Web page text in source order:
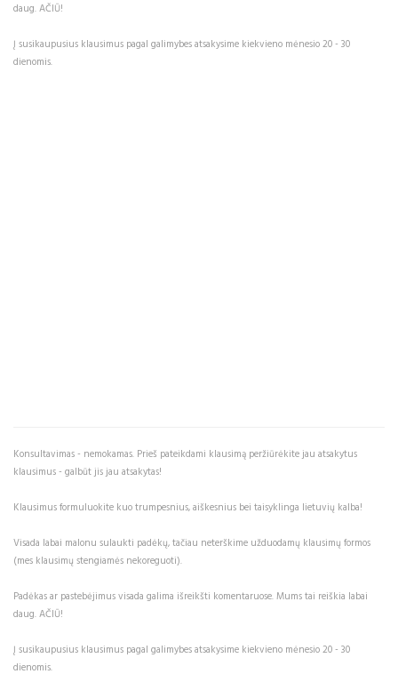
daug. AČIŪ!
Į susikaupusius klausimus pagal galimybes atsakysime kiekvieno mėnesio 20 - 30
dienomis.
Konsultavimas - nemokamas. Prieš pateikdami klausimą peržiūrėkite jau atsakytus
klausimus - galbūt jis jau atsakytas!
Klausimus formuluokite kuo trumpesnius, aiškesnius bei taisyklinga lietuvių kalba!
Visada labai malonu sulaukti padėkų, tačiau neterškime užduodamų klausimų formos
(mes klausimų stengiamės nekoreguoti).
Padėkas ar pastebėjimus visada galima išreikšti komentaruose. Mums tai reiškia labai
daug. AČIŪ!
Į susikaupusius klausimus pagal galimybes atsakysime kiekvieno mėnesio 20 - 30
dienomis.